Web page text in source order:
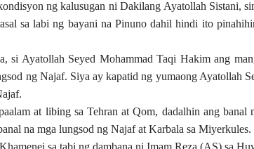
ng kalusugan ni Dakilang Ayatollah Sistani,
sa labi ng bayani na Pinuno dahil hindi ito
si Ayatollah Seyed Mohammad Taqi Hakim ang
ng Najaf. Siya ay kapatid ng yumaong Ayatollah
at libing sa Tehran at Qom, dadalhin ang
na mga lungsod ng Najaf at Karbala sa Miyerkules.